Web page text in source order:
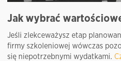
Jak wybrać
Jeśli zlekceważysz etap
firmy szkoleniowej wówczas
się niepotrzebnymi wydatkami.